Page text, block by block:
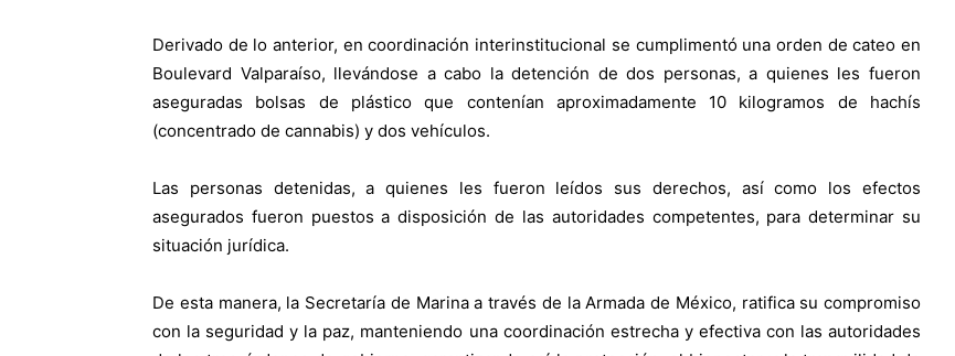
Derivado de lo anterior, en coordinación interinstitucional se cumplimentó una orden de cateo en
Boulevard Valparaíso, llevándose a cabo la detención de dos personas, a quienes les fueron
aseguradas bolsas de plástico que contenían aproximadamente 10 kilogramos de hachís
(concentrado de cannabis) y dos vehículos.
Las personas detenidas, a quienes les fueron leídos sus derechos, así como los efectos
asegurados fueron puestos a disposición de las autoridades competentes, para determinar su
situación jurídica.
De esta manera, la Secretaría de Marina a través de la Armada de México, ratifica su compromiso
con la seguridad y la paz, manteniendo una coordinación estrecha y efectiva con las autoridades